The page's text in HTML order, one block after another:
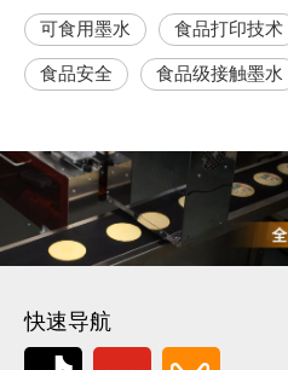
可食用墨水 食品打印技术
食品安全 食品级接触墨水
快速导航